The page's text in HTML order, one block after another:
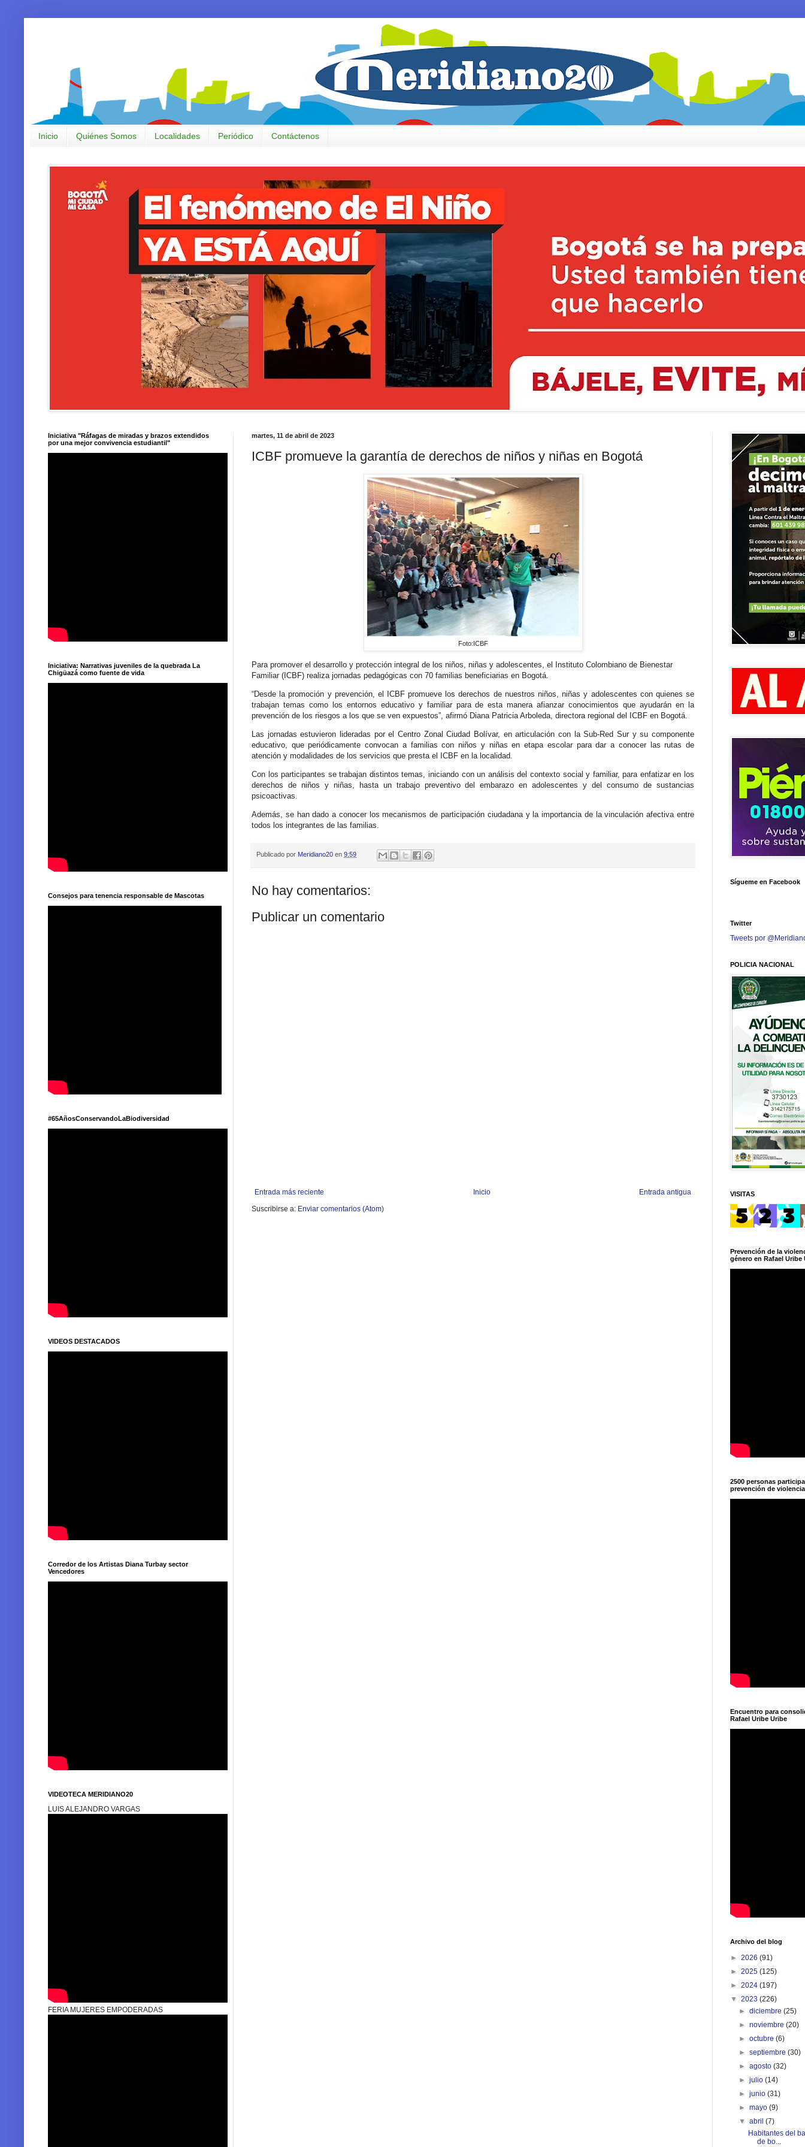
Inicio Quiénes Somos Localidades Periódico Contáctenos
martes, 11 de abril de 2023
ICBF promueve la garantía de derechos de niños y niñas en Bogotá
Foto:ICBF
Para promover el desarrollo y protección integral de los niños, niñas y adolescentes, el Instituto Colombiano de Bienestar
Familiar (ICBF) realiza jornadas pedagógicas con 70 familias beneficiarias en Bogotá.
“Desde la promoción y prevención, el ICBF promueve los derechos de nuestros niños, niñas y adolescentes con quienes se
trabajan temas como los entornos educativo y familiar para de esta manera afianzar conocimientos que ayudarán en la
prevención de los riesgos a los que se ven expuestos”, afirmó Diana Patricia Arboleda, directora regional del ICBF en Bogotá.
Las jornadas estuvieron lideradas por el Centro Zonal Ciudad Bolívar, en articulación con la Sub-Red Sur y su componente
educativo, que periódicamente convocan a familias con niños y niñas en etapa escolar para dar a conocer las rutas de
atención y modalidades de los servicios que presta el ICBF en la localidad.
Con los participantes se trabajan distintos temas, iniciando con un análisis del contexto social y familiar, para enfatizar en los
derechos de niños y niñas, hasta un trabajo preventivo del embarazo en adolescentes y del consumo de sustancias
psicoactivas.
Además, se han dado a conocer los mecanismos de participación ciudadana y la importancia de la vinculación afectiva entre
todos los integrantes de las familias.
Publicado por Meridiano20 en 9:59
No hay comentarios:
Publicar un comentario
Entrada más reciente Entrada antigua
Inicio
Suscribirse a: Enviar comentarios (Atom)
Iniciativa "Ráfagas de miradas y brazos extendidos
por una mejor convivencia estudiantil"
Iniciativa: Narrativas juveniles de la quebrada La
Chigüazá como fuente de vida
Consejos para tenencia responsable de Mascotas
#65AñosConservandoLaBiodiversidad
VIDEOS DESTACADOS
Corredor de los Artistas Diana Turbay sector
Vencedores
VIDEOTECA MERIDIANO20
LUIS ALEJANDRO VARGAS
FERIA MUJERES EMPODERADAS
Sígueme en Facebook
Twitter
Tweets por
POLICIA NACIONAL
VISITAS
Prevención de la
género en Rafael Uribe
2500 personas
prevención de
Encuentro para
Rafael Uribe Uribe
Archivo del blog
► 2026 (91)
► 2025 (125)
► 2024 (197)
▼ 2023 (226)
►diciembre(25)
►noviembre(20)
►octubre(6)
►septiembre(30)
►agosto(32)
►julio(14)
►junio(31)
►mayo(9)
▼abril(7)
Habitantes del
de bo...